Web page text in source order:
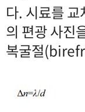
다. 시료를
의 편광 사진
복굴절